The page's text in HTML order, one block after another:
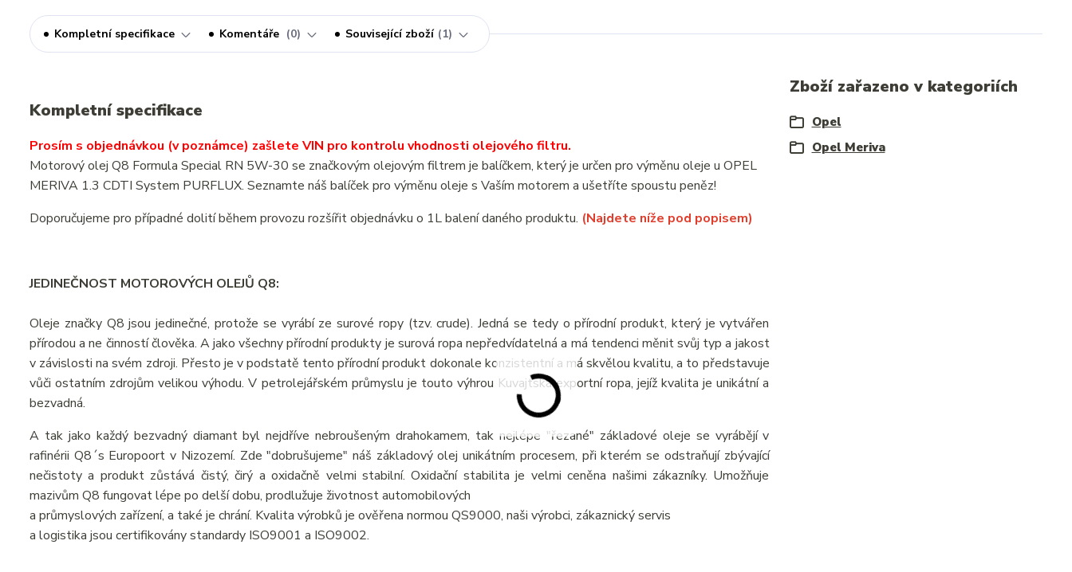
Kompletní specifikace Komentáře 0 Související zboží 1
Kompletní specifikace
Prosím s objednávkou (v poznámce) zašlete VIN pro kontrolu vhodnosti olejového filtru.
Motorový olej Q8 Formula Special RN 5W-30 se značkovým olejovým filtrem je balíčkem, který je určen pro výměnu oleje u OPEL
MERIVA 1.3 CDTI System PURFLUX. Seznamte náš balíček pro výměnu oleje s Vaším motorem a ušetříte spoustu peněz!
Doporučujeme pro případné dolití během provozu rozšířit objednávku o 1L balení daného produktu. (Najdete níže pod popisem)
JEDINEČNOST MOTOROVÝCH OLEJŮ Q8:
Oleje značky Q8 jsou jedinečné, protože se vyrábí ze surové ropy (tzv. crude). Jedná se tedy o přírodní produkt, který je vytvářen
přírodou a ne činností člověka. A jako všechny přírodní produkty je surová ropa nepředvídatelná a má tendenci měnit svůj typ a jakost
v závislosti na svém zdroji. Přesto je v podstatě tento přírodní produkt dokonale konzistentní a má skvělou kvalitu, a to představuje
vůči ostatním zdrojům velikou výhodu. V petrolejářském průmyslu je touto výhrou Kuvajtská exportní ropa, jejíž kvalita je unikátní a
bezvadná.
A tak jako každý bezvadný diamant byl nejdříve nebroušeným drahokamem, tak nejlépe "řezané" základové oleje se vyrábějí v
rafinérii Q8´s Europoort v Nizozemí. Zde "dobrušujeme" náš základový olej unikátním procesem, při kterém se odstraňují zbývající
nečistoty a produkt zůstává čistý, čirý a oxidačně velmi stabilní. Oxidační stabilita je velmi ceněna našimi zákazníky. Umožňuje
mazivům Q8 fungovat lépe po delší dobu, prodlužuje životnost automobilových
a průmyslových zařízení, a také je chrání. Kvalita výrobků je ověřena normou QS9000, naši výrobci, zákaznický servis
a logistika jsou certifikovány standardy ISO9001 a ISO9002.
Zboží zařazeno v kategoriích
Opel
Opel Meriva